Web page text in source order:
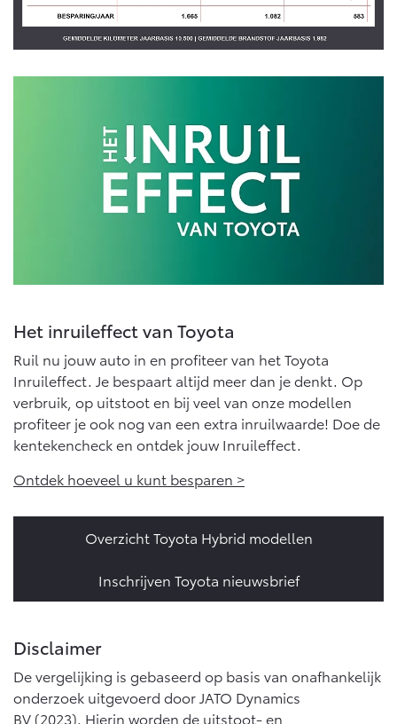
Vanaf € 46.301,- Vanaf € 56.570,-
Land Cruiser (excl. BTW)
Vanaf € 89.986,-
Het inruileffect van Toyota
Ruil nu jouw auto in en profiteer van het Toyota
Inruileffect. Je bespaart altijd meer dan je denkt. Op
verbruik, op uitstoot en bij veel van onze modellen
profiteer je ook nog van een extra inruilwaarde! Doe de
kentekencheck en ontdek jouw Inruileffect.
Ontdek hoeveel u kunt besparen >
Overzicht Toyota Hybrid modellen
Inschrijven Toyota nieuwsbrief
Disclaimer
De vergelijking is gebaseerd op basis van onafhankelijk
onderzoek uitgevoerd door JATO Dynamics
BV (2023). Hierin worden de uitstoot- en